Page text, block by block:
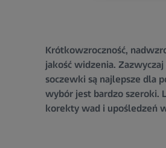
Krótkowzroczność,
jakość widzenia.
soczewki są najlepsze dla
wybór jest bardzo szeroki.
korekty wad i upośledzeń